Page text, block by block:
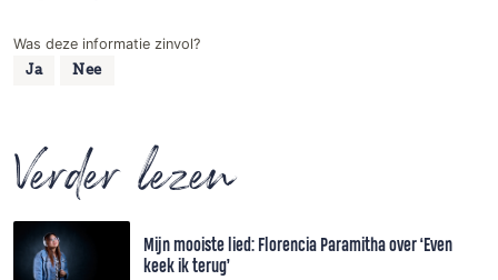
Was deze informatie zinvol?
Ja Nee
Verder lezen
Mijn mooiste lied: Florencia Paramitha over ‘Even
keek ik terug’